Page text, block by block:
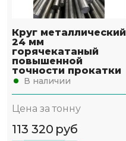
Круг металлический
24 мм
горячекатаный
повышенной
точности прокатки
В наличии
Цена за тонну
113 320 руб